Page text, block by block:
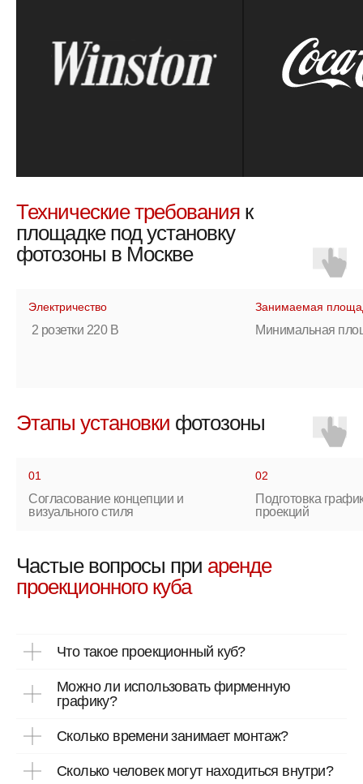
Технические требования к
площадке под установку
фотозоны в Москве
Электричество
2 розетки 220 В
Занимаемая
Минимальная
Этапы установки фотозоны
01
Согласование концепции и
визуального стиля
02
Подготовка
проекций
Частые вопросы при аренде
проекционного куба
Что такое проекционный куб?
Можно ли использовать фирменную
графику?
Сколько времени занимает монтаж?
Сколько человек могут находиться внутри?
8 926 326 54 51
Glambot
Неоновый туннель
Подиум 360
Кейсы
Галерея
Контакты